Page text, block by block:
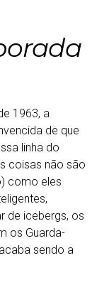
1963, a
de que
linha do
coisas não são
como eles
de icebergs, os
os Guarda-
sendo a